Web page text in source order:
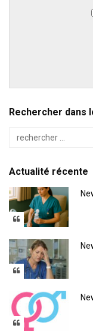
Rechercher dans
Actualité récente